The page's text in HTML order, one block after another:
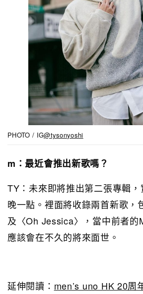
PHOTO / IG@tysonyoshi
m：最近會推出新歌嗎？
TY：未來即將推出第二張專輯
晚一點。裡面將收錄兩首新歌，
及〈Oh Jessica〉，當中前者的
應該會在不久的將來面世。
延伸閱讀： men’s uno HK 20周